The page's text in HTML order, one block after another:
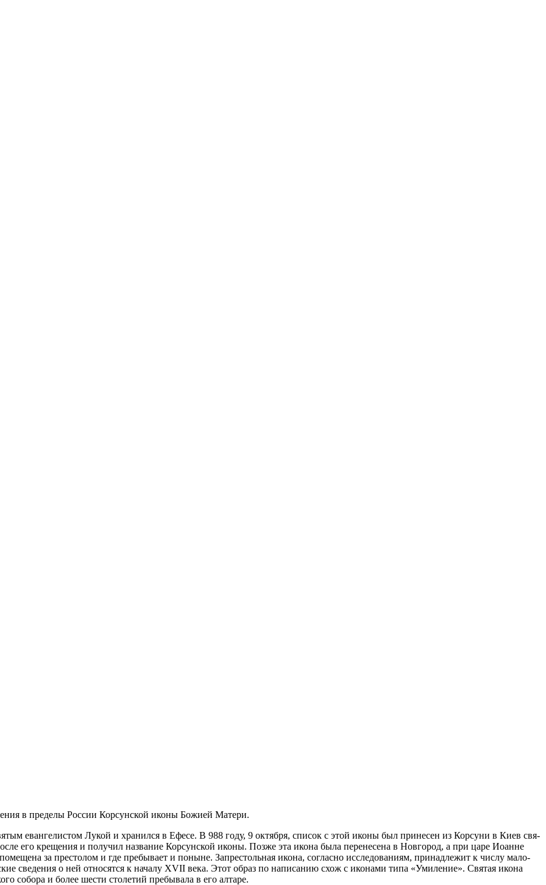
в пре­де­лы Рос­сии Кор­сун­ской ико­ны Бо­жи­ей Ма­те­ри.
еван­ге­ли­стом Лу­кой и хра­нил­ся в Ефе­се. В 988 го­ду, 9 ок­тяб­ря, спи­сок с этой ико­ны был при­не­сен из Кор­су­ни в Ки­ев свя­
его кре­ще­ния и по­лу­чил на­зва­ние Кор­сун­ской ико­ны. Поз­же эта ико­на бы­ла пе­ре­не­се­на в Нов­го­род, а при ца­ре Иоанне
за пре­сто­лом и где пре­бы­ва­ет и по­ныне. За­пре­столь­ная ико­на, со­глас­но ис­сле­до­ва­ни­ям, при­над­ле­жит к чис­лу ма­ло­
све­де­ния о ней от­но­сят­ся к на­ча­лу XVII ве­ка. Этот об­раз по на­пи­са­нию схож с ико­на­ми ти­па «Уми­ле­ние». Свя­тая ико­на
со­бо­ра и бо­лее ше­сти сто­ле­тий пре­бы­ва­ла в его ал­та­ре.